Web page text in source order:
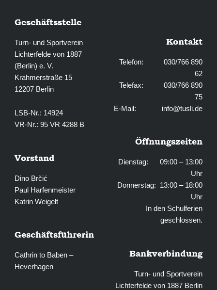
Geschäftsstelle
Turn- und Sportverein
Lichterfelde von 1887
(Berlin) e. V.
Krahmerstraße 15
12207 Berlin
LSB-Nr.: 14924
VR-Nr.: 95 VR 4288 B
Vorstand
Dino Brčić
Paul Harfenmeister
Katrin Weigelt
Geschäftsführerin
Cathrin to Baben –
Heverhagen
Kontakt
Telefon: 030/766 890
62
Telefax: 030/766 890
75
E-Mail: info@tusli.de
Öffnungszeiten
Dienstag: 09:00 – 13:00
Uhr
Donnerstag: 13:00 – 18:00
Uhr
In den Schulferien
geschlossen.
Bankverbindung
Turn- und Sportverein
Lichterfelde von 1887 Berlin